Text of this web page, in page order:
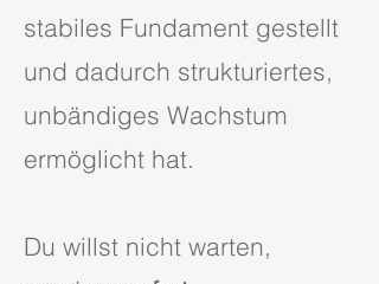
stabiles Fundament gestellt
und dadurch strukturiertes,
unbändiges Wachstum
ermöglicht hat.
Du willst nicht warten,